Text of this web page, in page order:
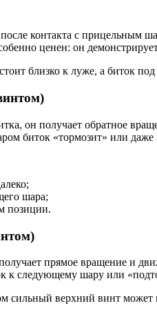
контакта с прицельным
ценен: он
близко к луже, а биток
он получает обратное
биток «тормозит» или даже
шара;
позиции.
прямое вращение и
к следующему шару или
сильный верхний винт может